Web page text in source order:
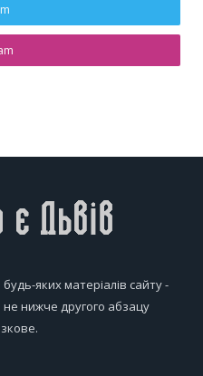
яких матеріалів сайту -
нижче другого абзацу